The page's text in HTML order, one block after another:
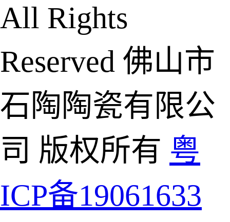
All Rights
Reserved 佛山市
石陶陶瓷有限公
司 版权所有 粤
ICP备19061633